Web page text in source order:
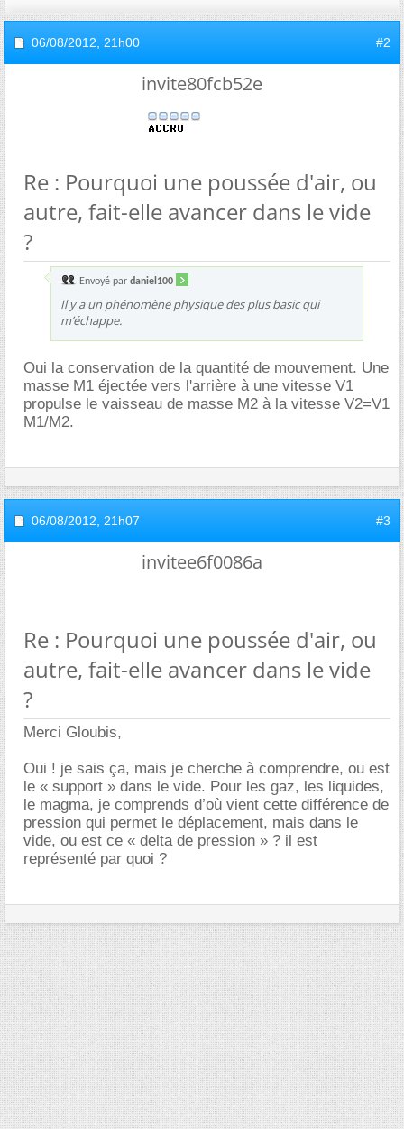
06/08/2012, 21h00 #2
invite80fcb52e
Re : Pourquoi une poussée d'air, ou
autre, fait-elle avancer dans le vide
?
Envoyé par daniel100
Il y a un phénomène physique des plus basic qui
m’échappe.
Oui la conservation de la quantité de mouvement. Une
masse M1 éjectée vers l'arrière à une vitesse V1
propulse le vaisseau de masse M2 à la vitesse V2=V1
M1/M2.
06/08/2012, 21h07 #3
invitee6f0086a
Re : Pourquoi une poussée d'air, ou
autre, fait-elle avancer dans le vide
?
Merci Gloubis,
Oui ! je sais ça, mais je cherche à comprendre, ou est
le « support » dans le vide. Pour les gaz, les liquides,
le magma, je comprends d’où vient cette différence de
pression qui permet le déplacement, mais dans le
vide, ou est ce « delta de pression » ? il est
représenté par quoi ?